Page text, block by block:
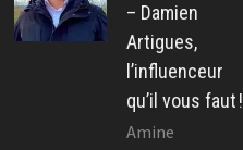
– Damien
Artigues,
l’influenceur
qu’il vous faut !
Amine